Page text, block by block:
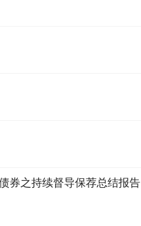
券之持续督导保荐总结报告